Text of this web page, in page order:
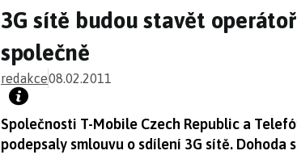
3G sítě budou stavět
společně
redakce08.02.2011
Společnosti T-Mobile Czech Republic a
podepsaly smlouvu o sdílení 3G sítě.